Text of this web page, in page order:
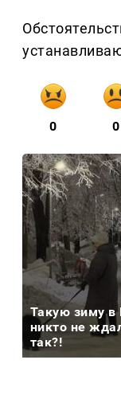
0 0
Такую зиму в
никто не
так?!